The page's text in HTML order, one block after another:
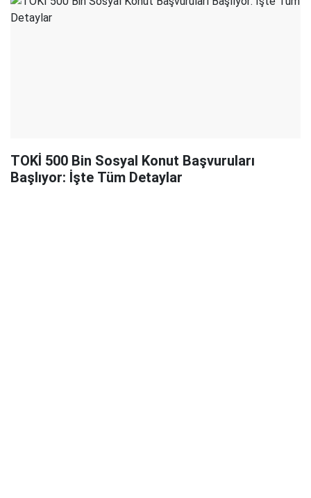
TOKİ 500 Bin Sosyal Konut Başvuruları
Başlıyor: İşte Tüm Detaylar